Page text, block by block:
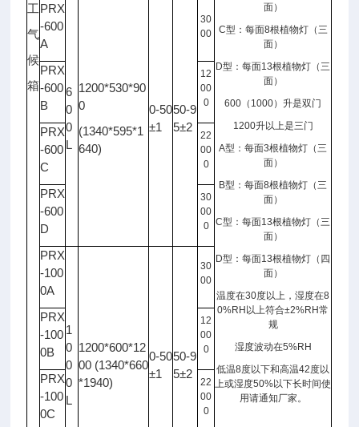
工
气
候
箱
面）
C型：每面8根植物灯（三
面）
D型：每面13根植物灯（三
面）
600 （ 1000）升是双门
1200升以上是三门
A型：每面3根植物灯（三
面）
B型：每面8根植物灯（三
面）
C型：每面13根植物灯（三
面）
D型：每面13根植物灯（四
面）
温度在30度以上，湿度在8
0%RH 以上符合±2%RH常
规
湿度波动在5%RH
低温8度以下和高温42度以
上或湿度50%以下长时间使
用请通知厂家。
PRX
-600
A
6
0
0
L
1200*530*90
0
(1340*595*1
640)
0-50
±1
50-9
5±2
30
00
PRX
-600
B
12
00
0
PRX
-600
C
22
00
0
PRX
-600
D
30
00
0
PRX
-100
0A
1
0
0
0
L
1200*600*12
00 (1340*660
*1940)
0-50
±1
50-9
5±2
30
00
PRX
-100
0B
12
00
0
PRX
-100
0C
22
00
0